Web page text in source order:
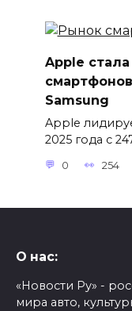
Apple
Samsung
Apple
2025 года с
0 254
О нас:
«Новости Ру» -
мира авто,